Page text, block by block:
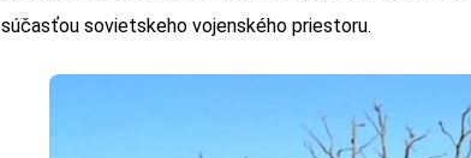
súčasťou sovietskeho vojenského priestoru.